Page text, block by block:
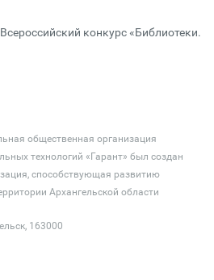
конкурс «Библиотеки.
общественная организация
технологий «Гарант» был создан
способствующая развитию
Архангельской области
163000